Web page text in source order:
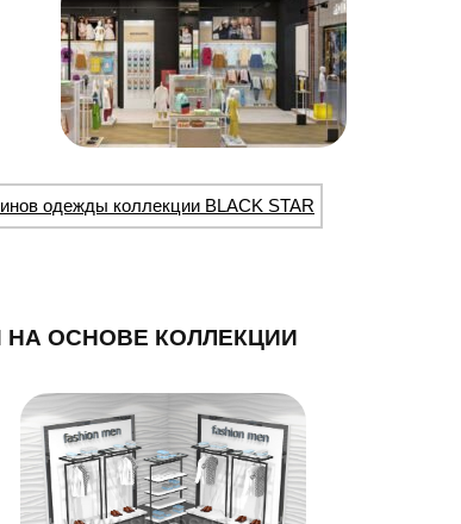
одежды коллекции BLACK STAR
ОСНОВЕ КОЛЛЕКЦИИ